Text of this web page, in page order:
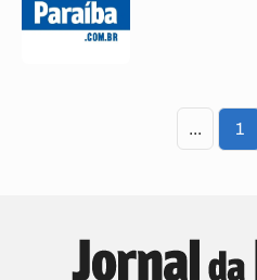
... 1